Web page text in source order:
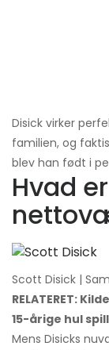
Disick virker
familien, og
blev han født i
Hvad
Scott Disick |
RELATERET:
15-årige hul
Mens Disicks